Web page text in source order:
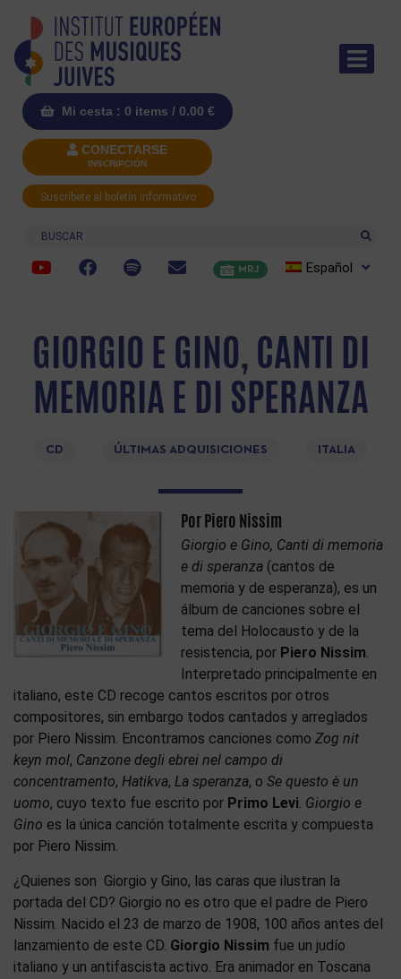
Mi cesta : 0 items / 0.00 €
CONECTARSE
INSCRIPCIÓN
Suscríbete al boletín informativo
Buscar
MRJ Español
GIORGIO E GINO, CANTI DI
MEMORIA E DI SPERANZA
CD ÚLTIMAS ADQUISICIONES ITALIA
Por Piero Nissim
Giorgio e Gino, Canti di memoria
e di speranza (cantos de
memoria y de esperanza), es un
álbum de canciones sobre el
tema del Holocausto y de la
resistencia, por Piero Nissim.
Interpretado principalmente en
italiano, este CD recoge cantos escritos por otros
compositores, sin embargo todos cantados y arreglados
por Piero Nissim. Encontramos canciones como Zog nit
keyn mol, Canzone degli ebrei nel campo di
concentramento, Hatikva, La speranza, o Se questo è un
uomo, cuyo texto fue escrito por Primo Levi. Giorgio e
Gino es la única canción totalmente escrita y compuesta
por Piero Nissim.
¿Quienes son Giorgio y Gino, las caras que ilustran la
portada del CD? Giorgio no es otro que el padre de Piero
Nissim. Nacido el 23 de marzo de 1908, 100 años antes del
lanzamiento de este CD. Giorgio Nissim fue un judío
italiano y un antifascista activo. Era animador en Toscana